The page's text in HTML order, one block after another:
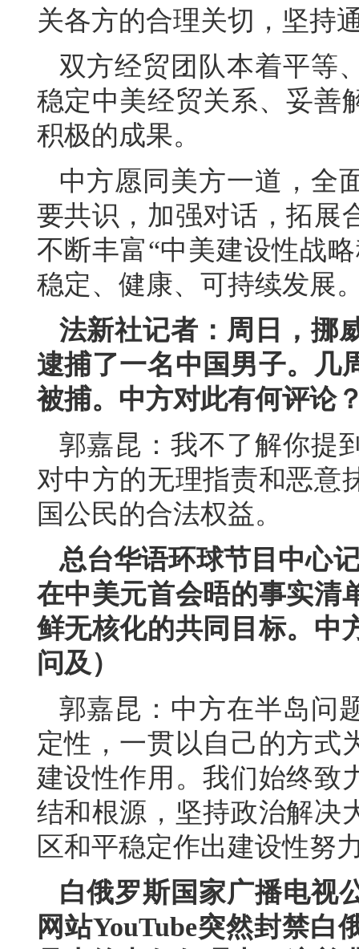
关各方的合理关切，坚持
双方经贸团队本着平等
稳定中美经贸关系、妥善
积极的成果。
中方愿同美方一道，全
要共识，加强对话，拓展
不断丰富“中美建设性战
稳定、健康、可持续发展
法新社记者：周日，挪
逮捕了一名中国男子。几
被捕。中方对此有何评论
郭嘉昆：我不了解你提
对中方的无理指责和恶意
国公民的合法权益。
总台华语环球节目中心
在中美元首会晤的事实清
鲜无核化的共同目标。中
问及）
郭嘉昆：中方在半岛问
定性，一贯以自己的方式
建设性作用。我们始终致
结和根源，坚持政治解决
区和平稳定作出建设性努
白俄罗斯国家广播电视
网站YouTube突然封禁白